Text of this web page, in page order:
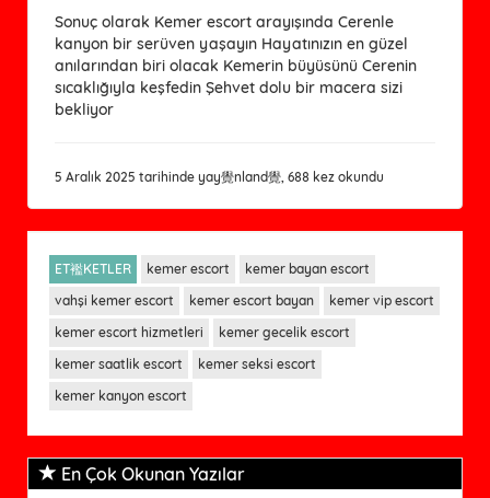
Sonuç olarak Kemer escort arayışında Cerenle
kanyon bir serüven yaşayın Hayatınızın en güzel
anılarından biri olacak Kemerin büyüsünü Cerenin
sıcaklığıyla keşfedin Şehvet dolu bir macera sizi
bekliyor
5 Aralık 2025 tarihinde yay覺nland覺, 688 kez okundu
ET襤KETLER kemer escort
kemer bayan escort
vahşi kemer escort
kemer escort bayan
kemer vip escort
kemer escort hizmetleri
kemer gecelik escort
kemer saatlik escort
kemer seksi escort
kemer kanyon escort
En Çok Okunan Yazılar